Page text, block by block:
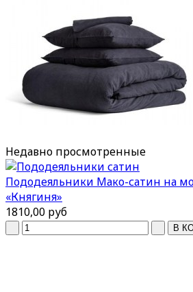
Недавно просмотренные
Пододеяльники Мако-сатин на
«Княгиня»
1810,00 руб